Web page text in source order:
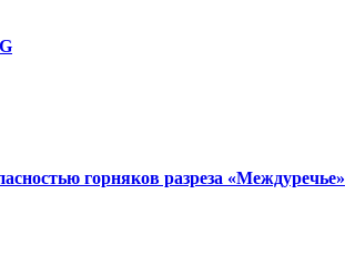
горняков разреза «Междуречье»